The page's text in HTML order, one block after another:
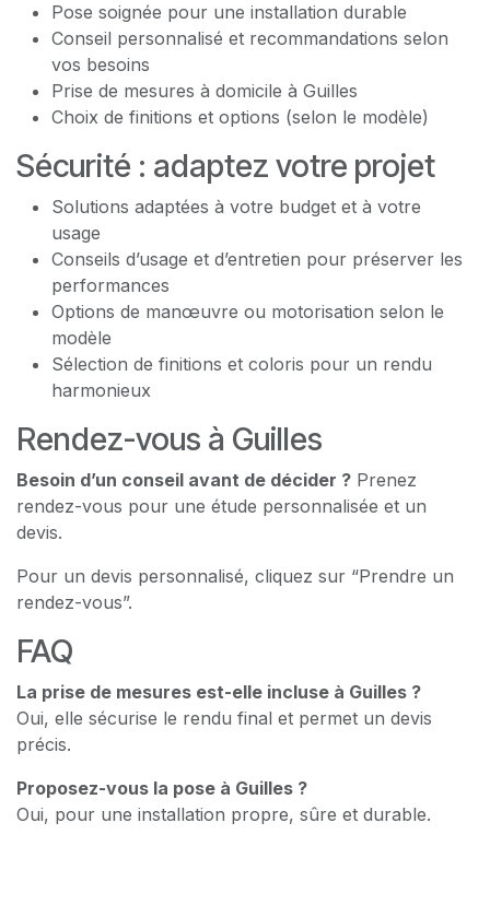
Pose soignée pour une installation durable
Conseil personnalisé et recommandations selon
vos besoins
Prise de mesures à domicile à Guilles
Choix de finitions et options (selon le modèle)
Sécurité : adaptez votre projet
Solutions adaptées à votre budget et à votre
usage
Conseils d’usage et d’entretien pour préserver les
performances
Options de manœuvre ou motorisation selon le
modèle
Sélection de finitions et coloris pour un rendu
harmonieux
Rendez-vous à Guilles
Besoin d’un conseil avant de décider ? Prenez
rendez-vous pour une étude personnalisée et un
devis.
Pour un devis personnalisé, cliquez sur “Prendre un
rendez-vous”.
FAQ
La prise de mesures est-elle incluse à Guilles ?
Oui, elle sécurise le rendu final et permet un devis
précis.
Proposez-vous la pose à Guilles ?
Oui, pour une installation propre, sûre et durable.